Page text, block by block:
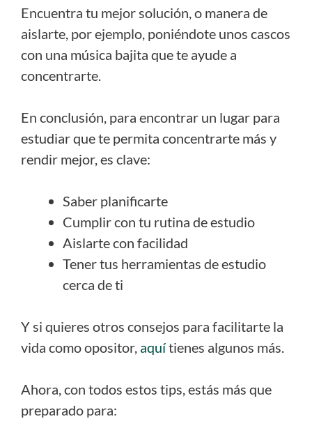
Encuentra tu mejor solución, o manera de
aislarte, por ejemplo, poniéndote unos cascos
con una música bajita que te ayude a
concentrarte.
En conclusión, para encontrar un lugar para
estudiar que te permita concentrarte más y
rendir mejor, es clave:
Saber planificarte
Cumplir con tu rutina de estudio
Aislarte con facilidad
Tener tus herramientas de estudio
cerca de ti
Y si quieres otros consejos para facilitarte la
vida como opositor, aquítienes algunos más.
Ahora, con todos estos tips, estás más que
preparado para: